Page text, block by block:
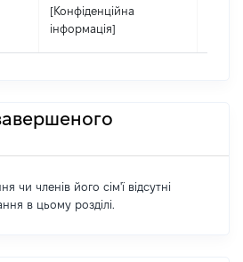
[Конфіденційна
інформація]
чи членів його сім'ї відсутні
в цьому розділі.